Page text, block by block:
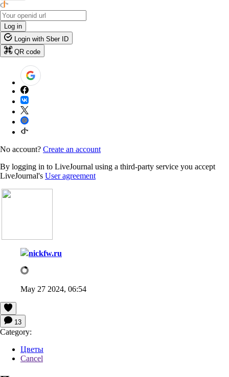
Log in
Login with Sber ID
QR code
No account? Create an account
By logging in to LiveJournal using a third-party service you accept
LiveJournal's User agreement
nickfw.ru
May 27 2024, 06:54
13
Category:
Цветы
Cancel